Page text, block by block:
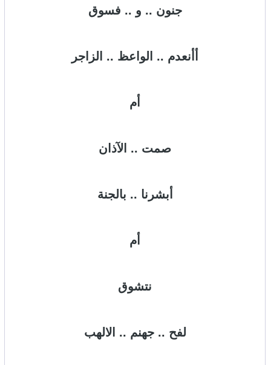
جنون .. و .. فسوق
أأنعدم .. الواعظ .. الزاجر
أم
صمت .. الآذان
أبشرنا .. بالجنة
أم
نتشوق
لفح .. جهنم .. الالهب